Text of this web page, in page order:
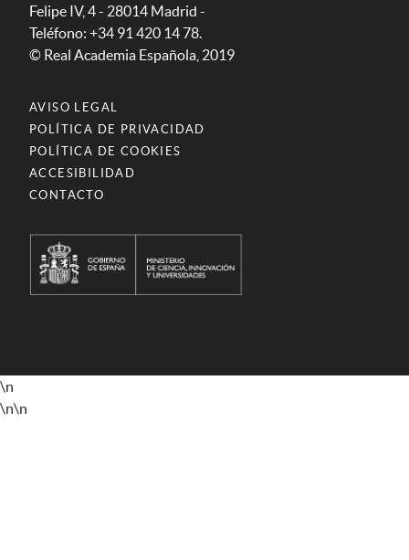
Felipe IV, 4 - 28014 Madrid -
Teléfono: +34 91 420 14 78.
© Real Academia Española, 2019
AVISO LEGAL
POLÍTICA DE PRIVACIDAD
POLÍTICA DE COOKIES
ACCESIBILIDAD
CONTACTO
\n
\n\n